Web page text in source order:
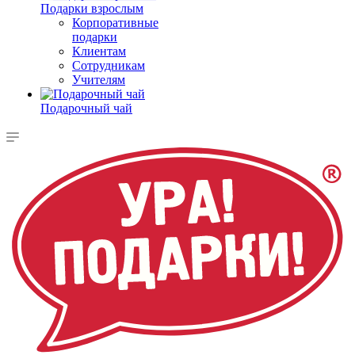
Подарки взрослым
Корпоративные
подарки
Клиентам
Сотрудникам
Учителям
Подарочный чай